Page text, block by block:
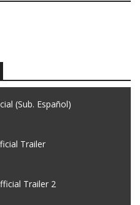
(Sub. Español)
Trailer
Trailer 2